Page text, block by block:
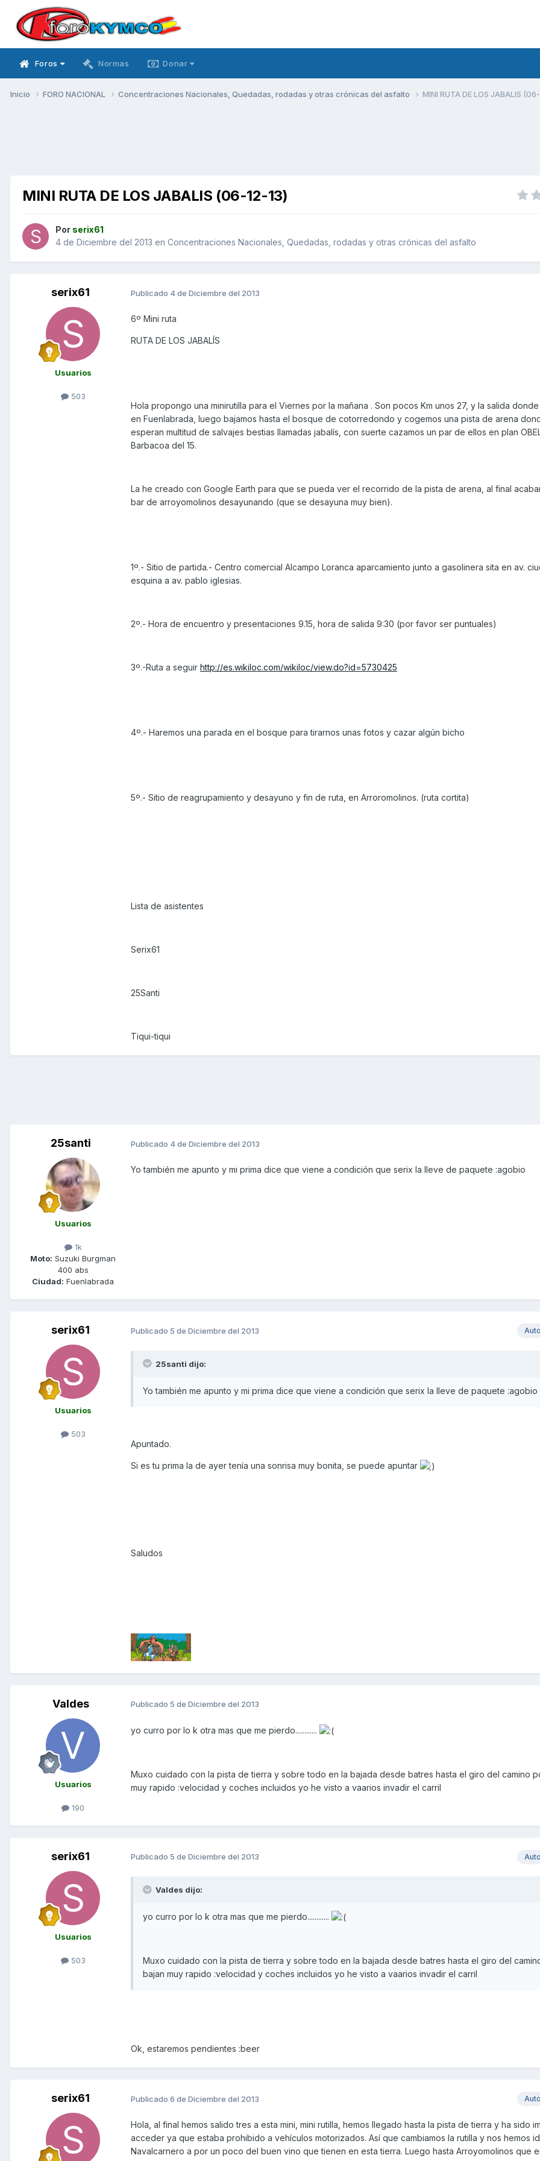
Foros Normas Donar
Inicio FORO NACIONAL Concentraciones Nacionales, Quedadas, rodadas y otras crónicas del asfalto MINI RUTA DE LOS JABALIS
MINI RUTA DE LOS JABALIS (06-12-13)
Por serix61
4 de Diciembre del 2013 en Concentraciones Nacionales, Quedadas, rodadas y otras crónicas del asfalto
serix61
Usuarios
503
Publicado 4 de Diciembre del 2013
6º Mini ruta
RUTA DE LOS JABALÍS
Hola propongo una minirutilla para el Viernes por la mañana . Son pocos Km unos 27, y la salida
en Fuenlabrada, luego bajamos hasta el bosque de cotorredondo y cogemos una pista de arena
esperan multitud de salvajes bestias llamadas jabalís, con suerte cazamos un par de ellos en plan
Barbacoa del 15.
La he creado con Google Earth para que se pueda ver el recorrido de la pista de arena, al final
bar de arroyomolinos desayunando (que se desayuna muy bien).
1º.- Sitio de partida.- Centro comercial Alcampo Loranca aparcamiento junto a gasolinera sita en av.
esquina a av. pablo iglesias.
2º.- Hora de encuentro y presentaciones 9.15, hora de salida 9:30 (por favor ser puntuales)
3º.-Ruta a seguir http://es.wikiloc.com/wikiloc/view.do?id=5730425
4º.- Haremos una parada en el bosque para tirarnos unas fotos y cazar algún bicho
5º.- Sitio de reagrupamiento y desayuno y fin de ruta, en Arroromolinos. (ruta cortita)
Lista de asistentes
Serix61
25Santi
Tiqui-tiqui
25santi
Usuarios
1k
Moto: Suzuki Burgman
400 abs
Ciudad: Fuenlabrada
Publicado 4 de Diciembre del 2013
Yo también me apunto y mi prima dice que viene a condición que serix la lleve de paquete :agobio
serix61
Usuarios
503
Publicado 5 de Diciembre del 2013
25santi dijo:
Yo también me apunto y mi prima dice que viene a condición que serix la lleve de paquete :agobio
Apuntado.
Si es tu prima la de ayer tenía una sonrisa muy bonita, se puede apuntar
Saludos
Valdes
Usuarios
190
Publicado 5 de Diciembre del 2013
yo curro por lo k otra mas que me pierdo............
Muxo cuidado con la pista de tierra y sobre todo en la bajada desde batres hasta el giro del camino
muy rapido :velocidad y coches incluidos yo he visto a vaarios invadir el carril
serix61
Usuarios
503
Publicado 5 de Diciembre del 2013
Valdes dijo:
yo curro por lo k otra mas que me pierdo............
Muxo cuidado con la pista de tierra y sobre todo en la bajada desde batres hasta el giro del
bajan muy rapido :velocidad y coches incluidos yo he visto a vaarios invadir el carril
Ok, estaremos pendientes :beer
serix61 Publicado 6 de Diciembre del 2013
Hola, al final hemos salido tres a esta mini, mini rutilla, hemos llegado hasta la pista de tierra y ha sido
acceder ya que estaba prohibido a vehículos motorizados. Así que cambiamos la rutilla y nos hemos
Navalcarnero a por un poco del buen vino que tienen en esta tierra. Luego hasta Arroyomolinos que